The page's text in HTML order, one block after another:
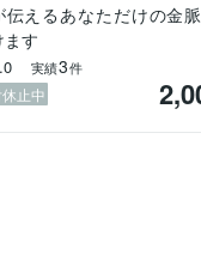
。
う。
伝えるあなただけの金
す
実績3件
止中